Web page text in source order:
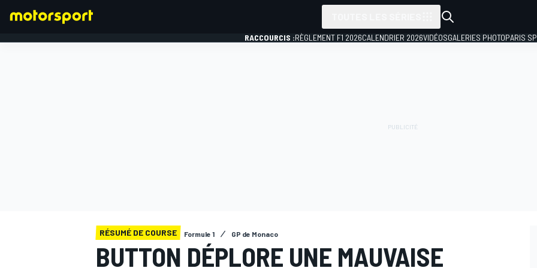
RACCOURCIS :RÈGLEMENT F1 2026CALENDRIER 2026VIDÉOSGALERIES PHOTOPARIS
RÉSUMÉ DE COURSE Formule 1 GP de Monaco
BUTTON DÉPLORE UNE MAUVAISE